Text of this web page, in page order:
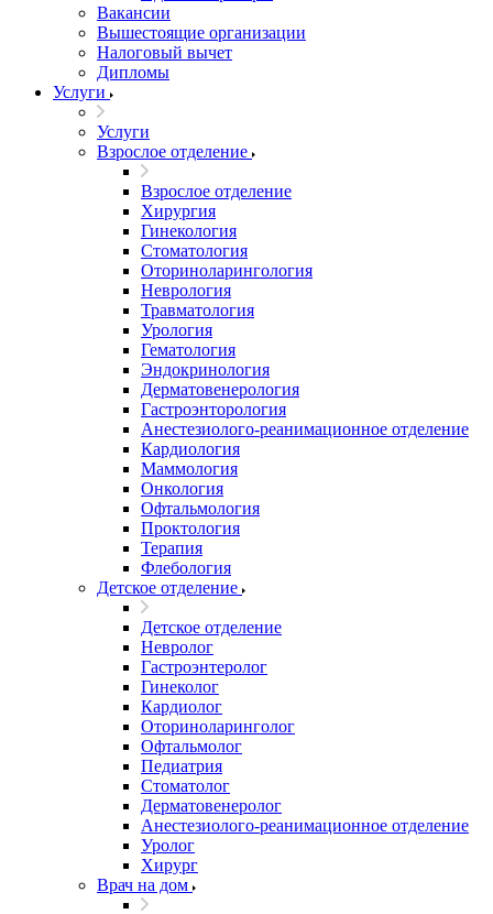
Вакансии
Вышестоящие организации
Налоговый вычет
Дипломы
Услуги
Услуги
Взрослое отделение
Взрослое отделение
Хирургия
Гинекология
Стоматология
Оториноларингология
Неврология
Травматология
Урология
Гематология
Эндокринология
Дерматовенерология
Гастроэнторология
Анестезиолого-реанимационное отделение
Кардиология
Маммология
Онкология
Офтальмология
Проктология
Терапия
Флебология
Детское отделение
Детское отделение
Невролог
Гастроэнтеролог
Гинеколог
Кардиолог
Оториноларинголог
Офтальмолог
Педиатрия
Стоматолог
Дерматовенеролог
Анестезиолого-реанимационное отделение
Уролог
Хирург
Врач на дом